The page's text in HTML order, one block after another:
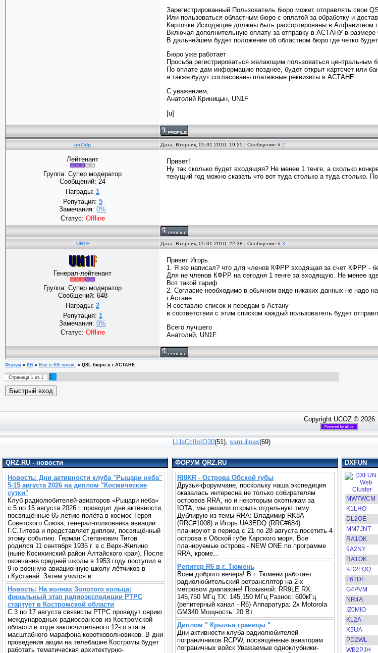
Зарегистрированный Пользователь бюро может отправлять свои
Или пользоваться областным бюро с оплатой за обработку и
Карточки Исходящие должны быть рассортированы в Алфавитном
Включая дополнительную оплату за отправку в АСТАНУ в размере
В дальнейшем будет положение об областном бюро где четко
Бюро уже работает
Просьба регистрироваться желающим пользоваться центральным
По оплате дам информацию позднее, будет открыт картсчет или
а также будут согласованы платежные реквизиты в АСТАНЕ
С уважением,
Анатолий Криницын, UN1F
[u]
un7fdp Дата: Вторник, 05.01.2010, 19:25 | Сообщение # 2
Лейтенант
Группа: Супер модератор
Сообщений: 24
Награды: 1
Репутация: 5
Замечания: 0%
Статус: Offline
Привет!
Ну так сколько будет входящяя? Не менее 1 тенге, а сколько
текущий год можно сказать что вот туда столько а туда столько.
UN1F Дата: Вторник, 05.01.2010, 22:38 | Сообщение # 3
Генерал-лейтенант
Группа: Супер модератор
Сообщений: 648
Награды: 2
Репутация: 1
Замечания: 0%
Статус: Offline
Привет Игорь.
1. Я же написал? что для членов КФРР входящая за счет КФРР -
Для не членов КФРР на сегодня 1 тенге за входящую. Не менее
Вот такой тариф
2. Согласие необходимо в обычном виде никаких данных не надо
г.Астане.
Я составлю список и передам в Астану
в соответствии с этим списком каждый пользователь будет
Всего лучшего
Анатолий, UN1F
Форум » КВ » Все о КВ связи. » QSL бюро в г.АСТАНЕ
Страница 1 из 1
1
Copyright UCOZ © 2026
LLlaCcIIoIO30(51), samulinas(69)
QRZ.RU - новости
Новость: Дни активности клуба "Рыцари неба"
5-15 августа 2026 на диплом "Космические
сутки"
Клуб радиолюбителей-авиаторов «Рыцари неба»
с 5 по 15 августа 2026 г. проводит дни активности,
посвящённые 65-летию полёта в космос Героя
Советского Союза, генерал-полковника авиации
Г.С.Титова и представляет диплом, посвящённый
этому событию. Герман Степанович Титов
родился 11 сентября 1935 г. в с.Верх-Жилино
(ныне Косихинский район Алтайского края). После
окончания средней школы в 1953 году поступил в
9-ю военную авиационную школу лётчиков в
г.Кустанай. Затем учился в
Новость: На волнах Золотого кольца:
финальный этап радиоэкспедиции РТРС
стартует в Костромской области
С 3 по 17 августа связисты РТРС проведут серию
международных радиосеансов из Костромской
области в ходе заключительного 12-го этапа
масштабного марафона коротковолновиков. В дни
проведения акции на телебашне Костромы будет
работать тематическая архитектурно-
ФОРУМ QRZ.RU
RI8KR - Острова Обской губы
Друзья-форумчане, поскольку наша экспедиция
оказалась интересна не только собирателям
островов RRA, но и некоторым охотникам за
IOTA, мы решили открыть отдельную тему.
Дублирую из темы RRA: Владимир RK8A
(RRC#1008) и Игорь UA3EDQ (RRC#684)
планируют в период с 21 по 28 августа посетить 4
острова в Обской губе Карского моря. Все
планируемые острова - NEW ONE по программе
RRA, кроме...
Репитер R6 в г. Тюмень
Всем доброго вечера! В г. Тюмени работает
радиолюбительский ретранслятор на 2-х
метровом диапазоне! Позывной: RR9LE RX:
145,750 МГц TX: 145,150 МГц Разнос: 600кГц
(репитерный канал - R6) Аппаратура: 2х Motorola
GM340 Мощность: 20 Вт
Диплом " Крылья границы "
Дни активности клуба радиолюбителей -
пограничников RCPW, посвящённые авиаторам
пограничных войск Уважаемые одноклубники-
DXFUN